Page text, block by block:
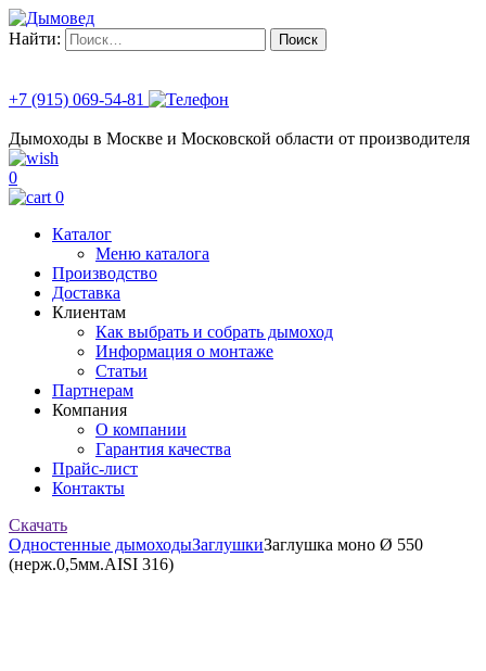
Найти:
+7 (915) 069-54-81
Дымоходы в Москве и Московской области от производителя
0
0
Каталог
Меню каталога
Производство
Доставка
Клиентам
Как выбрать и собрать дымоход
Информация о монтаже
Статьи
Партнерам
Компания
О компании
Гарантия качества
Прайс-лист
Контакты
Скачать
Одностенные дымоходыЗаглушкиЗаглушка моно Ø 550
(нерж.0,5мм.AISI 316)